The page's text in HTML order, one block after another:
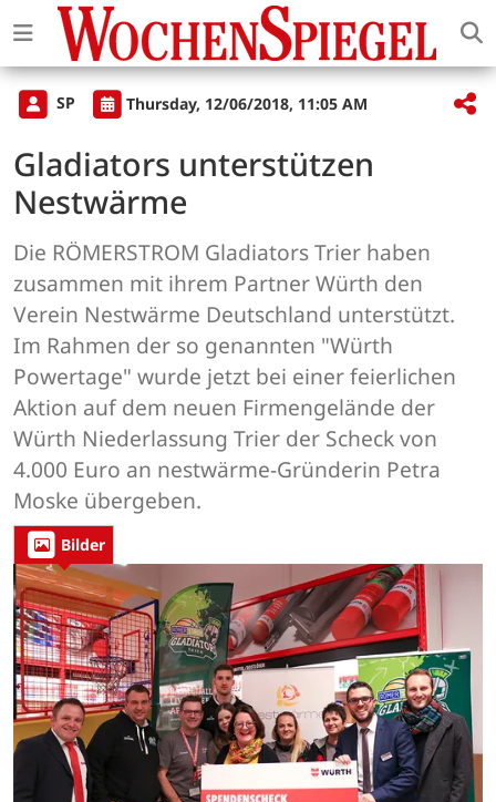
SP Thursday, 12/06/2018, 11:05 AM
Gladiators unterstützen
Nestwärme
Die RÖMERSTROM Gladiators Trier haben
zusammen mit ihrem Partner Würth den
Verein Nestwärme Deutschland unterstützt.
Im Rahmen der so genannten "Würth
Powertage" wurde jetzt bei einer feierlichen
Aktion auf dem neuen Firmengelände der
Würth Niederlassung Trier der Scheck von
4.000 Euro an nestwärme-Gründerin Petra
Moske übergeben.
Bilder